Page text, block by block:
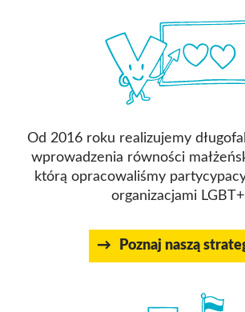
Od 2016 roku realizujemy
wprowadzenia równości
którą opracowaliśmy
organizacjami
Poznaj naszą